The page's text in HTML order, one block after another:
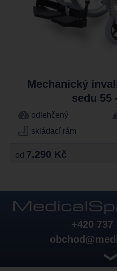
Mechanický
sedu 55
odlehčený
skládací rám
od 7.290 Kč
+420 737
❯